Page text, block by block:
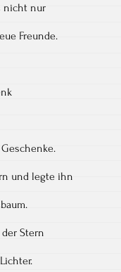
nicht nur
Freunde.
und legte ihn
Stern